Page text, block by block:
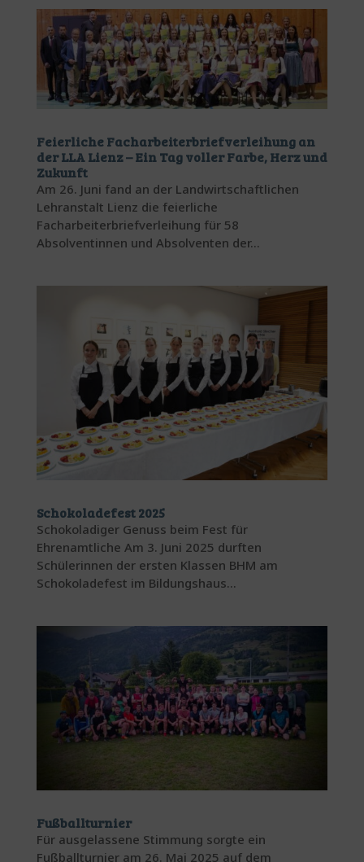
Feierliche Facharbeiterbriefverleihung an
der LLA Lienz – Ein Tag voller Farbe, Herz und
Zukunft
Am 26. Juni fand an der Landwirtschaftlichen
Lehranstalt Lienz die feierliche
Facharbeiterbriefverleihung für 58
Absolventinnen und Absolventen der...
Schokoladefest 2025
Schokoladiger Genuss beim Fest für
Ehrenamtliche Am 3. Juni 2025 durften
Schülerinnen der ersten Klassen BHM am
Schokoladefest im Bildungshaus...
Fußballturnier
Für ausgelassene Stimmung sorgte ein
Fußballturnier am 26. Mai 2025 auf dem